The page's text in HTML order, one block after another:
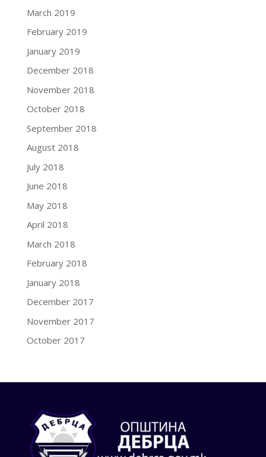
March 2019
February 2019
January 2019
December 2018
November 2018
October 2018
September 2018
August 2018
July 2018
June 2018
May 2018
April 2018
March 2018
February 2018
January 2018
December 2017
November 2017
October 2017